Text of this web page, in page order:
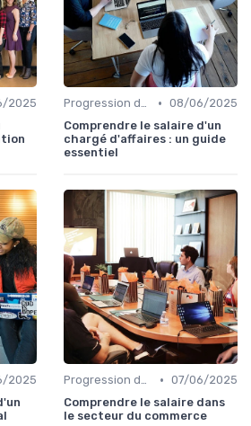
2025
Progression de carrière en vente • 08/06/2025
Comprendre le salaire d'un
chargé d'affaires : un guide
essentiel
2025
Progression de carrière en vente • 07/06/2025
Comprendre le salaire dans
le secteur du commerce